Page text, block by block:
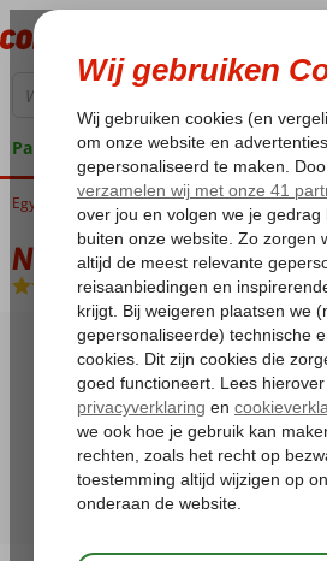
Pakketgarantie
Home
Egypte Luxor Nijlcruise Nijlcruise & Strand
Nijlcruise & Strand
Zie beschrijving